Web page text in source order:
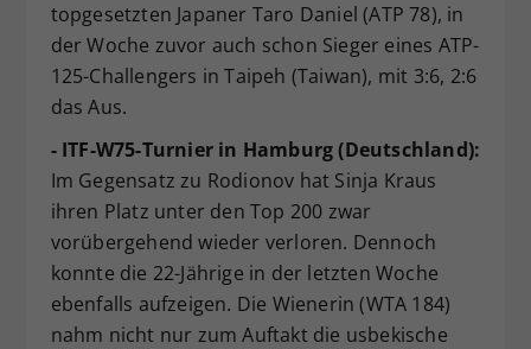
topgesetzten Japaner Taro Daniel (ATP 78), in
der Woche zuvor auch schon Sieger eines ATP-
125-Challengers in Taipeh (Taiwan), mit 3:6, 2:6
das Aus.
- ITF-W75-Turnier in Hamburg (Deutschland):
Im Gegensatz zu Rodionov hat Sinja Kraus
ihren Platz unter den Top 200 zwar
vorübergehend wieder verloren. Dennoch
konnte die 22-Jährige in der letzten Woche
ebenfalls aufzeigen. Die Wienerin (WTA 184)
nahm nicht nur zum Auftakt die usbekische